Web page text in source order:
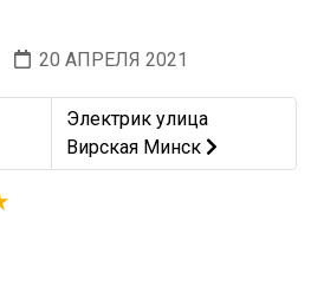
20 АПРЕЛЯ 2021
улица Володько Минск
Следующий: Электрик
Электрик улица
Вирская Минск